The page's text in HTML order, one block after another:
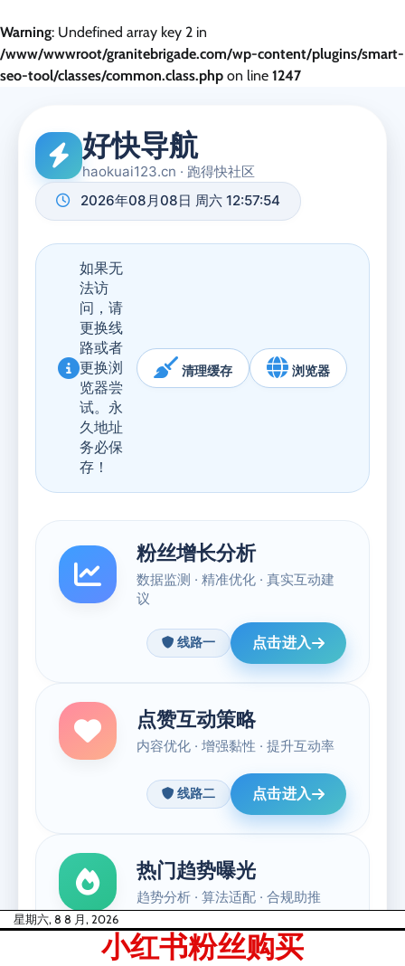
Warning: Undefined array key 2 in
/www/wwwroot/granitebrigade.com/wp-content/plugins/smart-
seo-tool/classes/common.class.php on line 1247
Skip星期六, 8 8 月, 2026
小红书粉丝购买